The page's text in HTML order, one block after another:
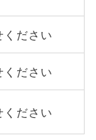
ださい
ださい
ださい